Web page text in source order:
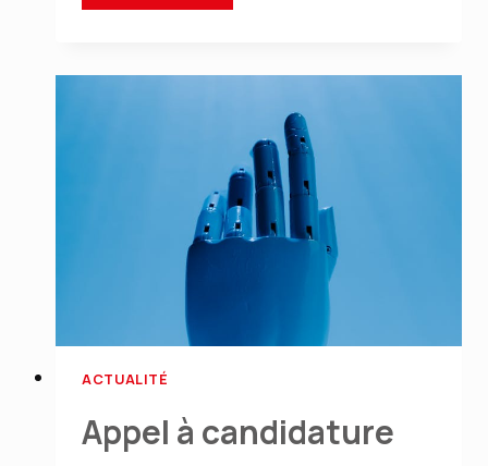
fait
ACTUALITÉ
Appel à candidature